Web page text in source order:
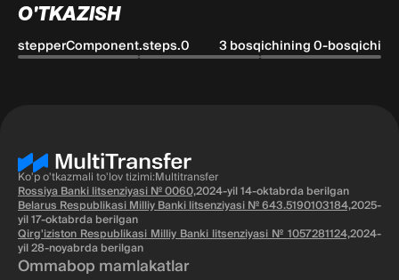
O'TKAZISH
stepperComponent.steps.0 3 bosqichining 0-bosqichi
Ko'p o'tkazmali to'lov tizimi:Multitransfer
Rossiya Banki litsenziyasi № 0060,2024-yil 14-oktabrda berilgan
Belarus Respublikasi Milliy Banki litsenziyasi № 643.5190103184,2025-
yil 17-oktabrda berilgan
Qirg'iziston Respublikasi Milliy Banki litsenziyasi № 1057281124,2024-
yil 28-noyabrda berilgan
Ommabop mamlakatlar